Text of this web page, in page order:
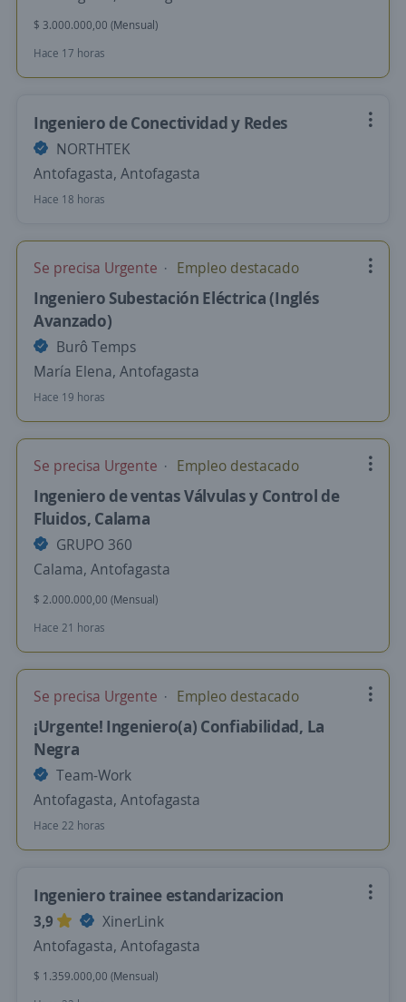
$ 3.000.000,00 (Mensual)
Hace 17 horas
Ingeniero de Conectividad y Redes
NORTHTEK
Antofagasta, Antofagasta
Hace 18 horas
Se precisa Urgente Empleo destacado
Ingeniero Subestación Eléctrica (Inglés
Avanzado)
Burô Temps
María Elena, Antofagasta
Hace 19 horas
Se precisa Urgente Empleo destacado
Ingeniero de ventas Válvulas y Control de
Fluidos, Calama
GRUPO 360
Calama, Antofagasta
$ 2.000.000,00 (Mensual)
Hace 21 horas
Se precisa Urgente Empleo destacado
¡Urgente! Ingeniero(a) Confiabilidad, La
Negra
Team-Work
Antofagasta, Antofagasta
Hace 22 horas
Ingeniero trainee estandarizacion
3,9
XinerLink
Antofagasta, Antofagasta
$ 1.359.000,00 (Mensual)